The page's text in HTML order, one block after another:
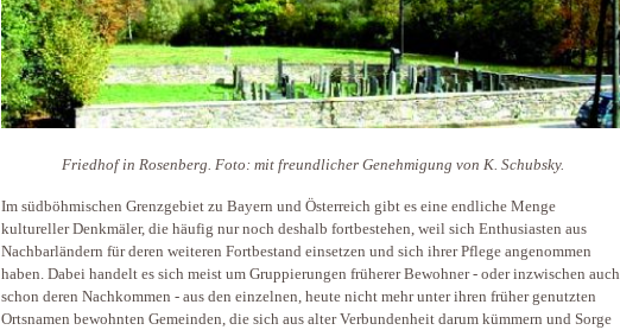
Friedhof in Rosenberg. Foto: mit freundlicher Genehmigung von K. Schubsky.
Im südböhmischen Grenzgebiet zu Bayern und Österreich gibt es eine endliche Menge
kultureller Denkmäler, die häufig nur noch deshalb fortbestehen, weil sich Enthusiasten aus
Nachbarländern für deren weiteren Fortbestand einsetzen und sich ihrer Pflege angenommen
haben. Dabei handelt es sich meist um Gruppierungen früherer Bewohner - oder inzwischen auch
schon deren Nachkommen - aus den einzelnen, heute nicht mehr unter ihren früher genutzten
Ortsnamen bewohnten Gemeinden, die sich aus alter Verbundenheit darum kümmern und Sorge